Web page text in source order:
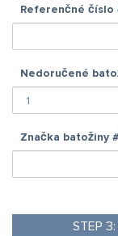
Referenčné
Nedoručené
Značka batožiny
STEP 3: